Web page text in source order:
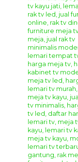
Spesifikasi Bahan
Bahan Baku
Aplikasi
Permintaan)
FormasiBufet TV
Meja TV :1
Lemari
Anda juga dapat
====>>>Bufet TV